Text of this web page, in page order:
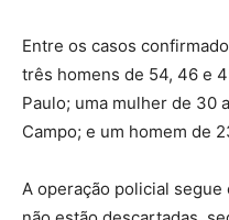
Entre os casos
três homens de 54, 46 e
Paulo; uma mulher de 30
Campo; e um homem de
A operação policial segue